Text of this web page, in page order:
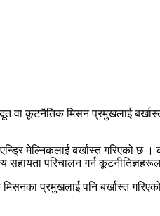
वा कूटनैतिक मिसन प्रमुखलाई
मेल्निकलाई बर्खास्त गरिएको
परिचालन गर्न
प्रमुखलाई पनि बर्खास्त